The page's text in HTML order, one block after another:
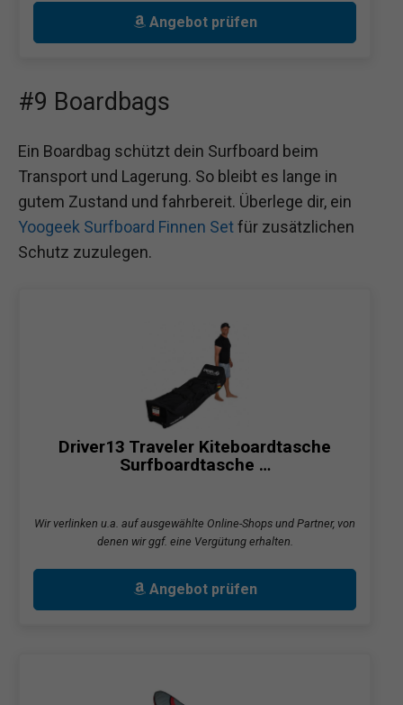
Angebot prüfen
#9 Boardbags
Ein Boardbag schützt dein Surfboard beim
Transport und Lagerung. So bleibt es lange in
gutem Zustand und fahrbereit. Überlege dir, ein
Yoogeek Surfboard Finnen Setfür zusätzlichen
Schutz zuzulegen.
Driver13 Traveler Kiteboardtasche
Surfboardtasche …
Wir verlinken u.a. auf ausgewählte Online-Shops und Partner, von
denen wir ggf. eine Vergütung erhalten.
Angebot prüfen